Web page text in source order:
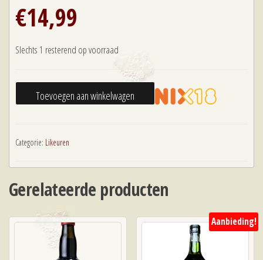
€14,99
Slechts 1 resterend op voorraad
Toor
&
Anijs
Likeur
Toevoegen aan winkelwagen
Categorie: Likeuren
Gerelateerde producten
Aanbieding!